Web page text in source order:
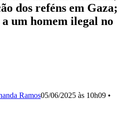
dos reféns em Gaza;
um homem ilegal no
Ramos05/06/2025 às 10h09 •